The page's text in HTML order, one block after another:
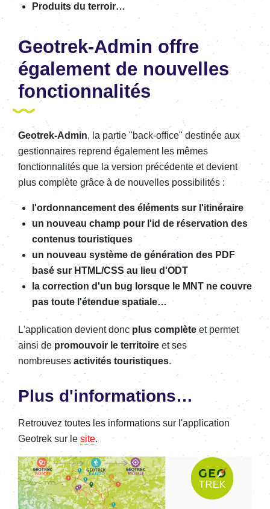
Produits du terroir…
Geotrek-Admin offre
également de nouvelles
fonctionnalités
Geotrek-Admin, la partie "back-office" destinée aux
gestionnaires reprend également les mêmes
fonctionnalités que la version précédente et devient
plus complète grâce à de nouvelles possibilités :
l'ordonnancement des éléments sur l'itinéraire
un nouveau champ pour l'id de réservation des
contenus touristiques
un nouveau système de génération des PDF
basé sur HTML/CSS au lieu d'ODT
la correction d'un bug lorsque le MNT ne couvre
pas toute l'étendue spatiale…
L'application devient doncplus complète et permet
ainsi de promouvoir le territoire et ses
nombreuses activités touristiques.
Plus d'informations…
Retrouvez toutes les informations sur l'application
Geotrek sur le site.